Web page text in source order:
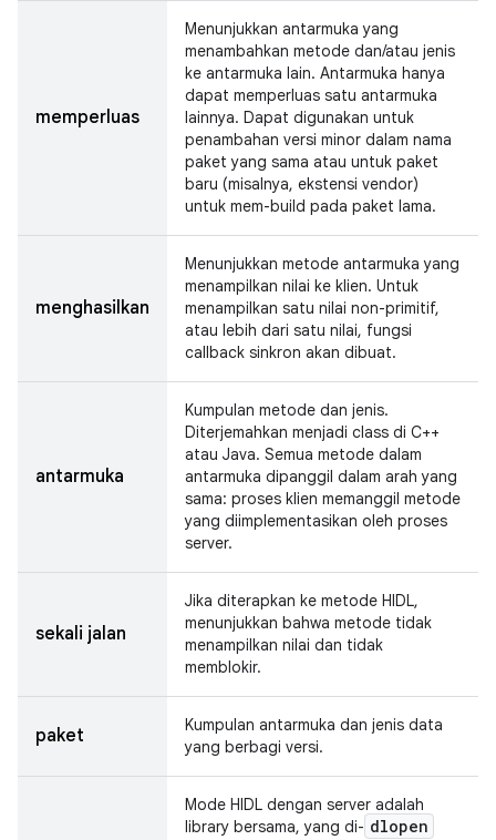
memperluas
Menunjukkan antarmuka yang
menambahkan metode dan/atau jenis
ke antarmuka lain. Antarmuka hanya
dapat memperluas satu antarmuka
lainnya. Dapat digunakan untuk
penambahan versi minor dalam nama
paket yang sama atau untuk paket
baru (misalnya, ekstensi vendor)
untuk mem-build pada paket lama.
menghasilkan
Menunjukkan metode antarmuka yang
menampilkan nilai ke klien. Untuk
menampilkan satu nilai non-primitif,
atau lebih dari satu nilai, fungsi
callback sinkron akan dibuat.
antarmuka
Kumpulan metode dan jenis.
Diterjemahkan menjadi class di C++
atau Java. Semua metode dalam
antarmuka dipanggil dalam arah yang
sama: proses klien memanggil metode
yang diimplementasikan oleh proses
server.
sekali jalan
Jika diterapkan ke metode HIDL,
menunjukkan bahwa metode tidak
menampilkan nilai dan tidak
memblokir.
paket
Kumpulan antarmuka dan jenis data
yang berbagi versi.
Mode HIDL dengan server adalah
library bersama, yang di- dlopen